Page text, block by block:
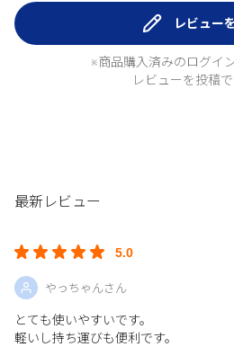
レビュー
※商品購入済みのログイ
レビューを投稿
最新レビュー
5.0
やっちゃんさん
とても使いやすいです。
軽いし持ち運びも便利です。